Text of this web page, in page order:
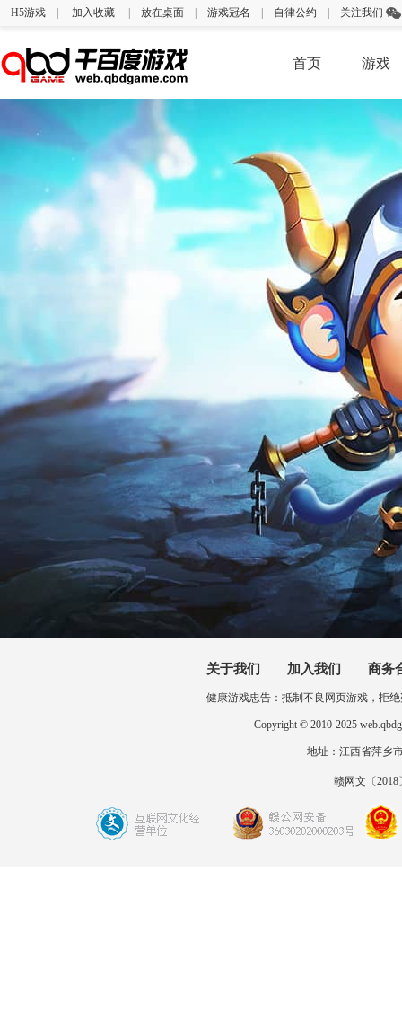
H5游戏 加入收藏 放在桌面 游戏冠名 自律公约 关注我们
首页 游戏
关于我们 加入我们 商务
健康游戏忠告：抵制不良网页游戏，拒
Copyright © 2010-2025
地址：江西省萍乡
赣网文〔2018